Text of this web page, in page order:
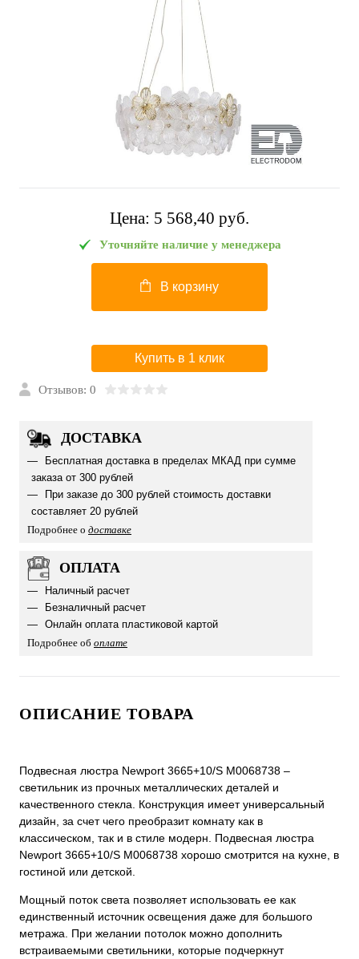
Цена: 5 568,40 pуб.
Уточняйте наличие у менеджера
В корзину
Купить в 1 клик
Отзывов: 0
ДОСТАВКА
Бесплатная доставка в пределах МКАД при сумме
заказа от 300 рублей
При заказе до 300 рублей стоимость доставки
составляет 20 рублей
Подробнее о доставке
ОПЛАТА
Наличный расчет
Безналичный расчет
Онлайн оплата пластиковой картой
Подробнее об оплате
ОПИСАНИЕ ТОВАРА
Подвесная люстра Newport 3665+10/S М0068738 –
светильник из прочных металлических деталей и
качественного стекла. Конструкция имеет универсальный
дизайн, за счет чего преобразит комнату как в
классическом, так и в стиле модерн. Подвесная люстра
Newport 3665+10/S М0068738 хорошо смотрится на кухне, в
гостиной или детской.
Мощный поток света позволяет использовать ее как
единственный источник освещения даже для большого
метража. При желании потолок можно дополнить
встраиваемыми светильники, которые подчеркнут